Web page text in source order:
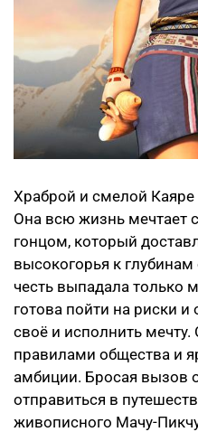
Храброй и смелой
Она всю жизнь мечтает
гонцом, который
высокогорья к
честь выпадала только
готова пойти на риски
своё и исполнить
правилами общества и
амбиции. Бросая вызов
отправиться в
живописного Мачу-